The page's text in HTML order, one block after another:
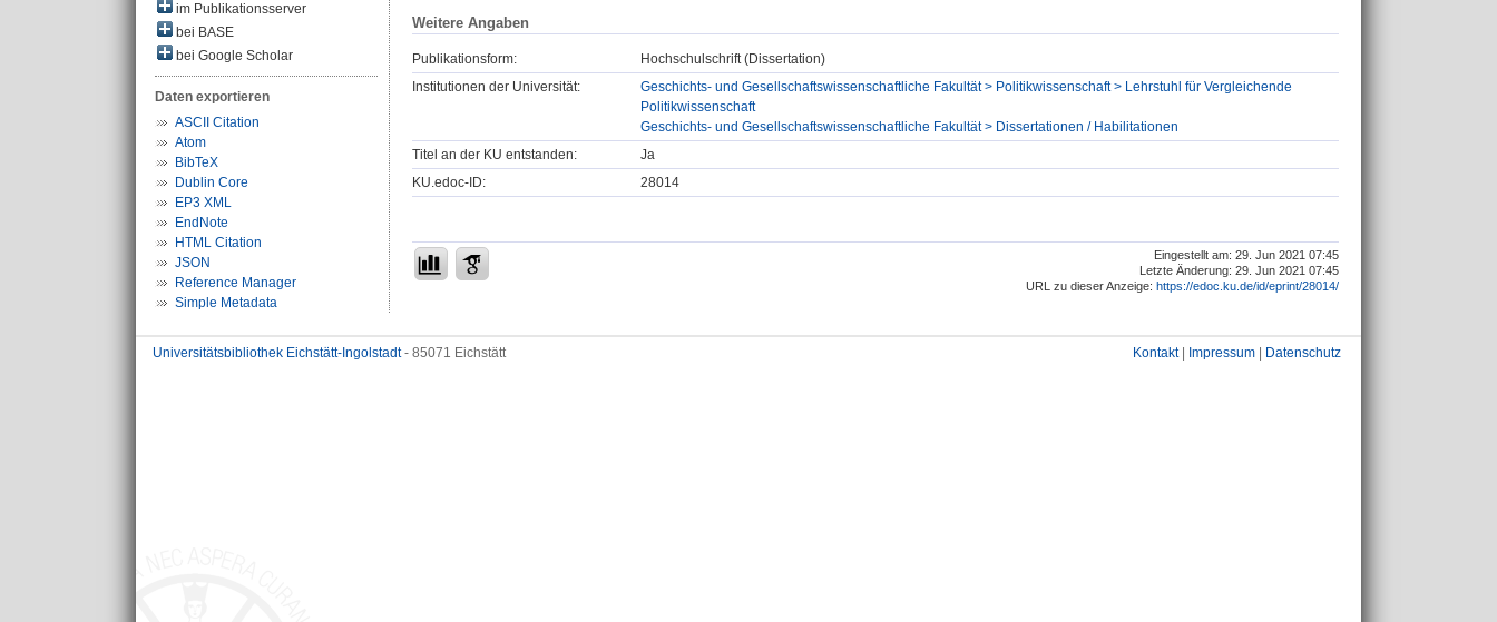
im Publikationsserver
bei BASE
bei Google Scholar
Daten exportieren
ASCII Citation
Atom
BibTeX
Dublin Core
EP3 XML
EndNote
HTML Citation
JSON
Reference Manager
Simple Metadata
Weitere Angaben
Publikationsform:
Hochschulschrift (Dissertation)
Institutionen der Universität:
Geschichts- und Gesellschaftswissenschaftliche Fakultät > Politikwissenschaft > Lehrstuhl für Vergleichende
Politikwissenschaft
Geschichts- und Gesellschaftswissenschaftliche Fakultät > Dissertationen / Habilitationen
Titel an der KU entstanden:
Ja
KU.edoc-ID:
28014
Eingestellt am: 29. Jun 2021 07:45
Letzte Änderung: 29. Jun 2021 07:45
URL zu dieser Anzeige: https://edoc.ku.de/id/eprint/28014/
Universitätsbibliothek Eichstätt-Ingolstadt- 85071 Eichstätt Kontakt| Impressum Datenschutz